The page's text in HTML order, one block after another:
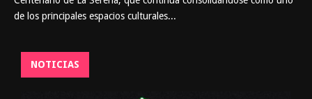
de los principales espacios culturales...
NOTICIAS